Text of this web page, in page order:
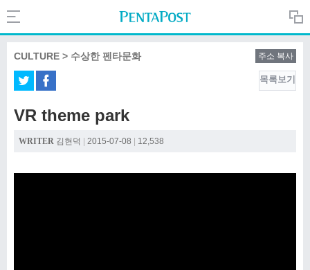
COMPANY
Search
PentaPost.net
CULTURE > 수상한 펜타문화 주소 복사
목록보기
VR theme park
WRITER 김현덕 2015-07-08 12,538